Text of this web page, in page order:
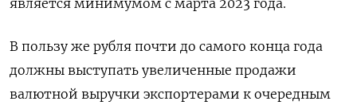
является минимумом с марта 2023 года.
В пользу же рубля почти до самого конца года
должны выступать увеличенные продажи
валютной выручки экспортерами к очередным